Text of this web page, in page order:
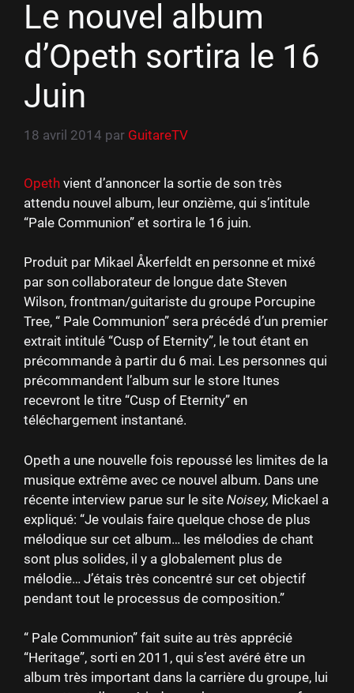
Le nouvel album
d’Opeth sortira le 16
Juin
18 avril 2014 par GuitareTV
Opeth vient d’annoncer la sortie de son très
attendu nouvel album, leur onzième, qui s’intitule
“Pale Communion” et sortira le 16 juin.
Produit par Mikael Åkerfeldt en personne et mixé
par son collaborateur de longue date Steven
Wilson, frontman/guitariste du groupe Porcupine
Tree, “ Pale Communion” sera précédé d’un premier
extrait intitulé “Cusp of Eternity”, le tout étant en
précommande à partir du 6 mai. Les personnes qui
précommandent l’album sur le store Itunes
recevront le titre “Cusp of Eternity” en
téléchargement instantané.
Opeth a une nouvelle fois repoussé les limites de la
musique extrême avec ce nouvel album. Dans une
récente interview parue sur le site Noisey, Mickael a
expliqué: “Je voulais faire quelque chose de plus
mélodique sur cet album… les mélodies de chant
sont plus solides, il y a globalement plus de
mélodie… J’étais très concentré sur cet objectif
pendant tout le processus de composition.”
“ Pale Communion” fait suite au très apprécié
“Heritage”, sorti en 2011, qui s’est avéré être un
album très important dans la carrière du groupe, lui